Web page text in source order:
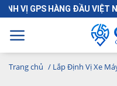
Skip
to
content
GPS HÀNG ĐẦU VIỆT NAM
Trang chủ / Lắp Định Vị Xe